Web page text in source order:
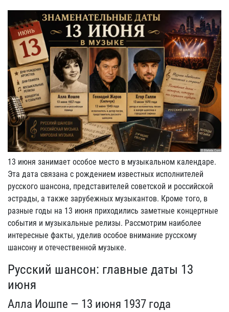
13 июня занимает особое место в музыкальном календаре.
Эта дата связана с рождением известных исполнителей
русского шансона, представителей советской и российской
эстрады, а также зарубежных музыкантов. Кроме того, в
разные годы на 13 июня приходились заметные концертные
события и музыкальные релизы. Рассмотрим наиболее
интересные факты, уделив особое внимание русскому
шансону и отечественной музыке.
Русский шансон: главные даты 13
июня
Алла Иошпе — 13 июня 1937 года